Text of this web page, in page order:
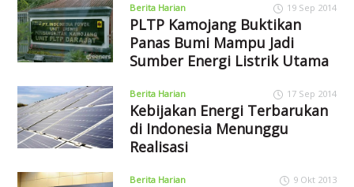
Berita Harian 19 Sep 2014
PLTP Kamojang Buktikan
Panas Bumi Mampu Jadi
Sumber Energi Listrik Utama
Berita Harian 17 Sep 2014
Kebijakan Energi Terbarukan
di Indonesia Menunggu
Realisasi
Berita Harian 9 Okt 2013